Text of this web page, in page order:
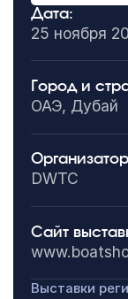
Дата:
25 ноября
Город и
ОАЭ, Дубай
DWTC
Сайт
Выставки